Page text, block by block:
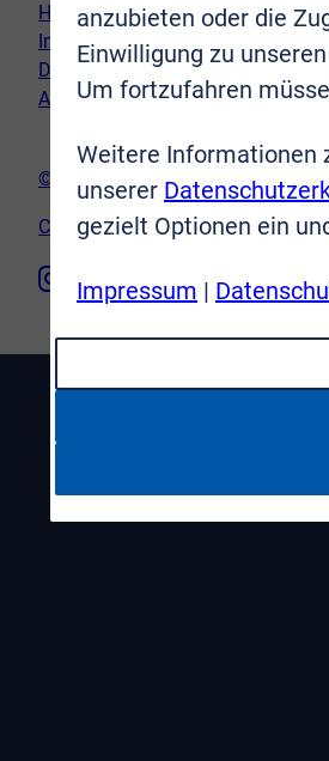
Hinweispflicht Newsletter
Impressum
Datenschutz
AGB
© VR-Immobilien Bonn Rhein-Sieg
Cookie-Einstellungen
anzubieten oder die
Einwilligung zu
Um fortzufahren
Weitere Informationen
unserer
gezielt Optionen ein
Impressum |